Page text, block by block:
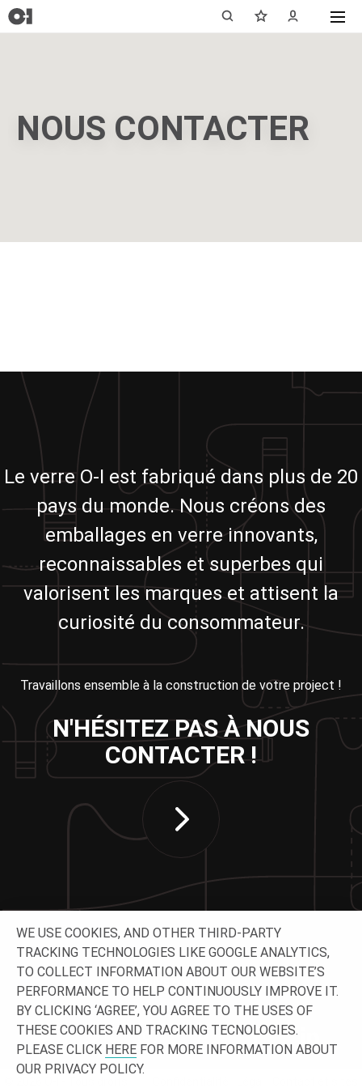
NOUS CONTACTER
Le verre O-I est fabriqué dans plus de 20
pays du monde. Nous créons des
emballages en verre innovants,
reconnaissables et superbes qui
valorisent les marques et attisent la
curiosité du consommateur.
Travaillons ensemble à la construction de votre project !
N'HÉSITEZ PAS À NOUS
CONTACTER !
WE USE COOKIES, AND OTHER THIRD-PARTY
TRACKING TECHNOLOGIES LIKE GOOGLE ANALYTICS,
TO COLLECT INFORMATION ABOUT OUR WEBSITE’S
PERFORMANCE TO HELP CONTINUOUSLY IMPROVE IT.
BY CLICKING ‘AGREE’, YOU AGREE TO THE USES OF
THESE COOKIES AND TRACKING TECNOLOGIES.
PLEASE CLICK HERE FOR MORE INFORMATION ABOUT
OUR PRIVACY POLICY.